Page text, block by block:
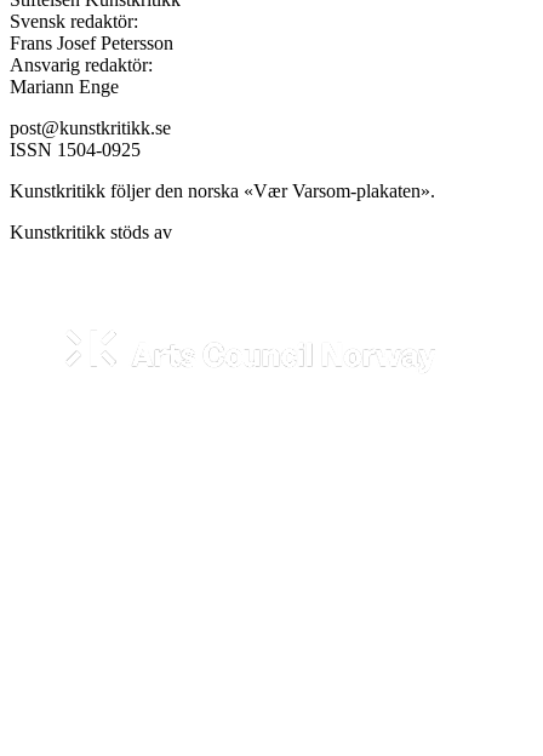
Svensk redaktör:
Frans Josef Petersson
Ansvarig redaktör:
Mariann Enge
post@kunstkritikk.se
ISSN 1504-0925
Kunstkritikk följer den norska «Vær Varsom-plakaten».
Kunstkritikk stöds av